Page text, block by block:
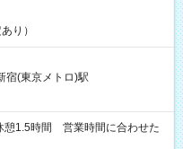
り）
宿(東京メトロ)駅